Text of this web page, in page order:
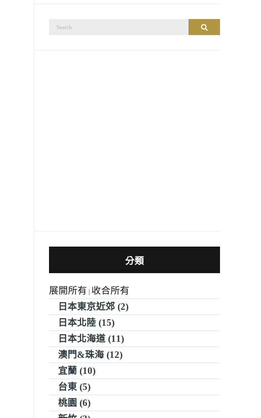
搜尋
分類
展開所有 | 收合所有
日本東京近郊 (2)
日本北陸 (15)
日本北海道 (11)
澳門&珠海 (12)
宜蘭 (10)
台東 (5)
桃園 (6)